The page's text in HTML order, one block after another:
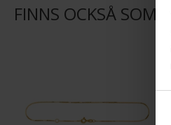
FINNS OCKSÅ SOM